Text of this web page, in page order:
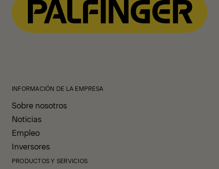
INFORMACIÓN DE LA EMPRESA
Sobre nosotros
Noticias
Empleo
Inversores
PRODUCTOS Y SERVICIOS